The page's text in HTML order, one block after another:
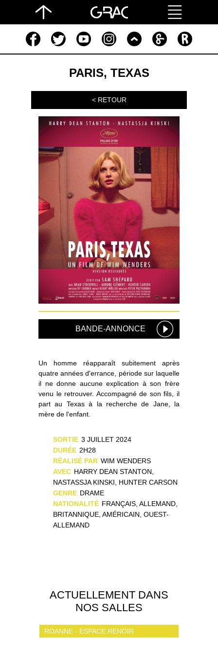
PARIS, TEXAS
< RETOUR
BANDE-ANNONCE
Un homme réapparaît subitement après
quatre années d'errance, période sur laquelle
il ne donne aucune explication à son frère
venu le retrouver. Accompagné de son fils, il
part au Texas à la recherche de Jane, la
mère de l'enfant.
SORTIE 3 JUILLET 2024
DURÉE 2H28
RÉALISÉ PAR WIM WENDERS
AVEC HARRY DEAN STANTON,
NASTASSJA KINSKI, HUNTER CARSON
GENRE DRAME
NATIONALITÉ FRANÇAIS, ALLEMAND,
BRITANNIQUE, AMÉRICAIN, OUEST-
ALLEMAND
ACTUELLEMENT DANS
NOS SALLES
ROANNE - ESPACE RENOIR